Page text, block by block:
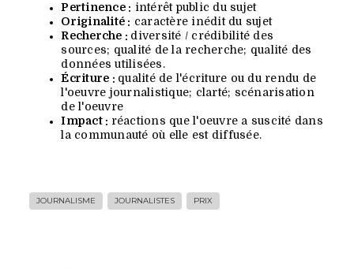
Pertinence : intérêt public du sujet
Originalité : caractère inédit du sujet
Recherche : diversité / crédibilité des
sources; qualité de la recherche; qualité des
données utilisées.
Écriture : qualité de l'écriture ou du rendu de
l'oeuvre journalistique; clarté; scénarisation
de l'oeuvre
Impact : réactions que l'oeuvre a suscité dans
la communauté où elle est diffusée.
JOURNALISME JOURNALISTES PRIX